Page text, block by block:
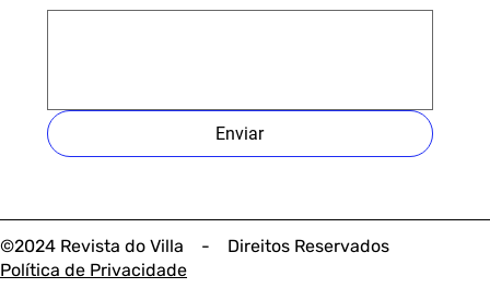
©2024 Revista do Villa - Direitos Reservados
Política de Privacidade
Enviar